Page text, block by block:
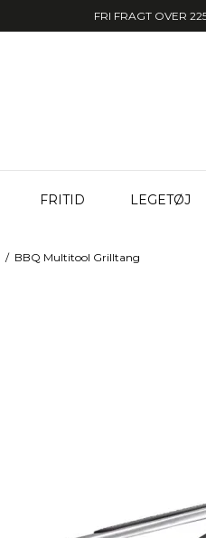
FRI FRAGT OVER
FRITID LEGETØJ
/ BBQ Multitool Grilltang